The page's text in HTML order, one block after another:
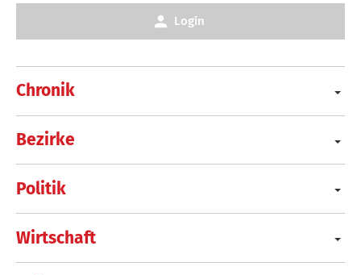
Chronik
Bezirke
Politik
Wirtschaft
Login